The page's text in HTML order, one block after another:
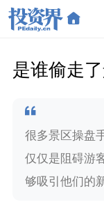
是谁偷走
很多景区操盘
仅仅是阻碍游
够吸引他们的